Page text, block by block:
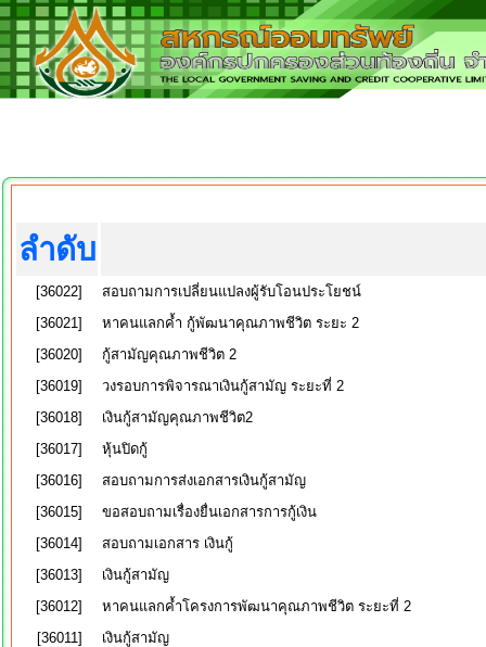
ลำดับ
[36022]
สอบถามการเปลี่ยนแปลงผู้รับโอนประโยชน์
[36021]
หาคนแลกค้ำ กู้พัฒนาคุณภาพชีวิต ระยะ 2
[36020]
กู้สามัญคุณภาพชีวิต 2
[36019]
วงรอบการพิจารณาเงินกู้สามัญ ระยะที่ 2
[36018]
เงินกู้สามัญคุณภาพชีวิต2
[36017]
หุ้นปิดกู้
[36016]
สอบถามการส่งเอกสารเงินกู้สามัญ
[36015]
ขอสอบถามเรื่องยื่นเอกสารการกู้เงิน
[36014]
สอบถามเอกสาร เงินกู้
[36013]
เงินกู้สามัญ
[36012]
หาคนแลกค้ำโครงการพัฒนาคุณภาพชีวิต ระยะที่ 2
[36011]
เงินกู้สามัญ